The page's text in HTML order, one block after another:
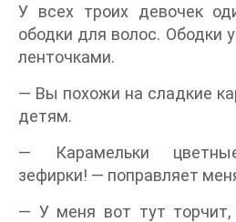
У всех троих девочек
ободки для волос. Ободки
ленточками.
— Вы похожи на сладкие
детям.
— Карамельки
зефирки! — поправляет
— У меня вот тут